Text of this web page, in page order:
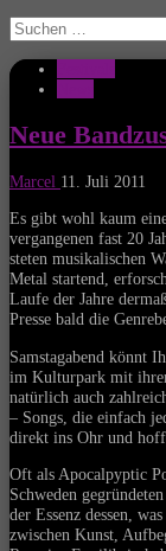
Suchen
nach:
Neue
Marcel 11. Juli 2011
Es gibt wohl kaum
vergangenen fast 20
steten musikalischen
Metal startend,
Laufe der Jahre
Presse bald die
Samstagabend könnt
im Kulturpark mit
natürlich auch
– Songs, die einfach
direkt ins Ohr und
Oft als Apocalpyptic
Schweden
der Essenz dessen, was
zwischen Kunst,